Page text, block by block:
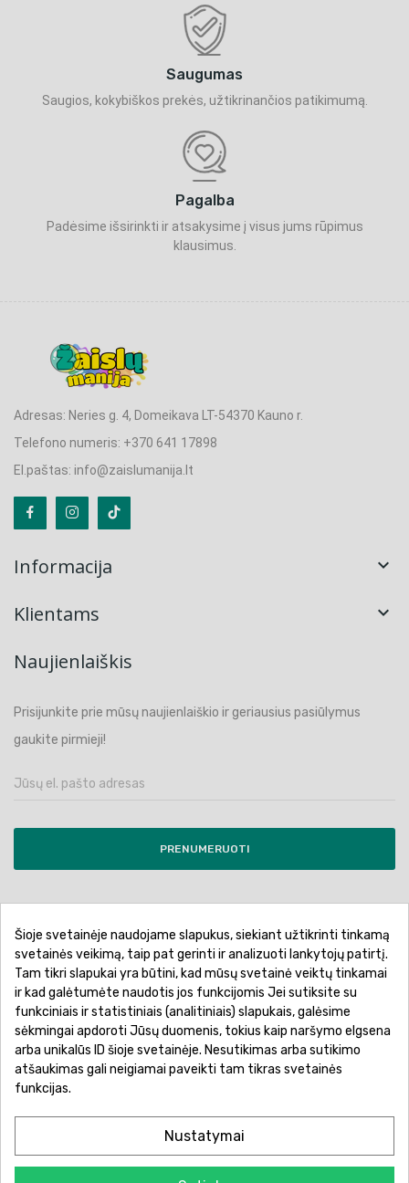
Saugumas
Saugios, kokybiškos prekės, užtikrinančios patikimumą.
Pagalba
Padėsime išsirinkti ir atsakysime į visus jums rūpimus
klausimus.
Adresas: Neries g. 4, Domeikava LT-54370 Kauno r.
Telefono numeris: +370 641 17898
El.paštas: info@zaislumanija.lt
Informacija 
Klientams 
Naujienlaiškis
Prisijunkite prie mūsų naujienlaiškio ir geriausius pasiūlymus
gaukite pirmieji!
PRENUMERUOTI
Pirkimo sąlygos ir taisyklės
Privatumo politika
Garantinis aptarnavimas
Prekių pristatymas
Prekių grąžinimas
Atsiskaitymo būdai
Šioje svetainėje naudojame slapukus, siekiant užtikrinti tinkamą
svetainės veikimą, taip pat gerinti ir analizuoti lankytojų patirtį.
Tam tikri slapukai yra būtini, kad mūsų svetainė veiktų tinkamai
ir kad galėtumėte naudotis jos funkcijomis Jei sutiksite su
funkciniais ir statistiniais (analitiniais) slapukais, galėsime
sėkmingai apdoroti Jūsų duomenis, tokius kaip naršymo elgsena
arba unikalūs ID šioje svetainėje. Nesutikimas arba sutikimo
atšaukimas gali neigiamai paveikti tam tikras svetainės
funkcijas.
Nustatymai